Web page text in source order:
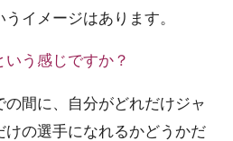
イメージはあります。
う感じですか？
間に、自分がどれだけジャ
の選手になれるかどうかだ